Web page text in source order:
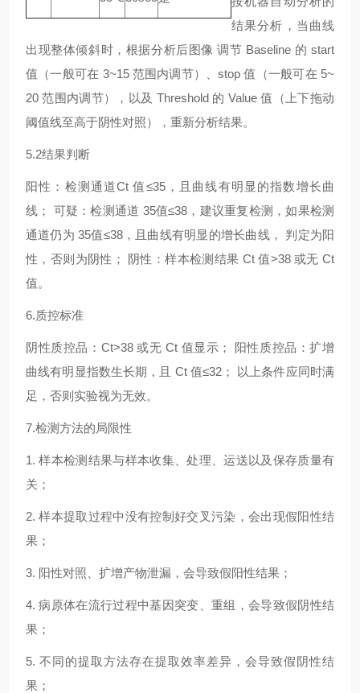
结果分析，当曲线
出现整体倾斜时，根据分析后图像 调节 Baseline 的 start
值（一般可在 3~15 范围内调节）、stop 值（一般可在 5~
20 范围内调节），以及 Threshold 的 Value 值（上下拖动
阈值线至高于阴性对照），重新分析结果。
5.2结果判断
阳性：检测通道Ct 值≤35，且曲线有明显的指数增长曲
线； 可疑：检测通道 35值≤38，建议重复检测，如果检测
通道仍为 35值≤38，且曲线有明显的增长曲线， 判定为阳
性，否则为阴性； 阴性：样本检测结果 Ct 值>38 或无 Ct
值。
6.质控标准
阴性质控品：Ct>38 或无 Ct 值显示； 阳性质控品：扩增
曲线有明显指数生长期，且 Ct 值≤32； 以上条件应同时满
足，否则实验视为无效。
7.检测方法的局限性
1. 样本检测结果与样本收集、处理、运送以及保存质量有
关；
2. 样本提取过程中没有控制好交叉污染，会出现假阳性结
果；
3. 阳性对照、扩增产物泄漏，会导致假阳性结果；
4. 病原体在流行过程中基因突变、重组，会导致假阴性结
果；
5. 不同的提取方法存在提取效率差异，会导致假阴性结
果；